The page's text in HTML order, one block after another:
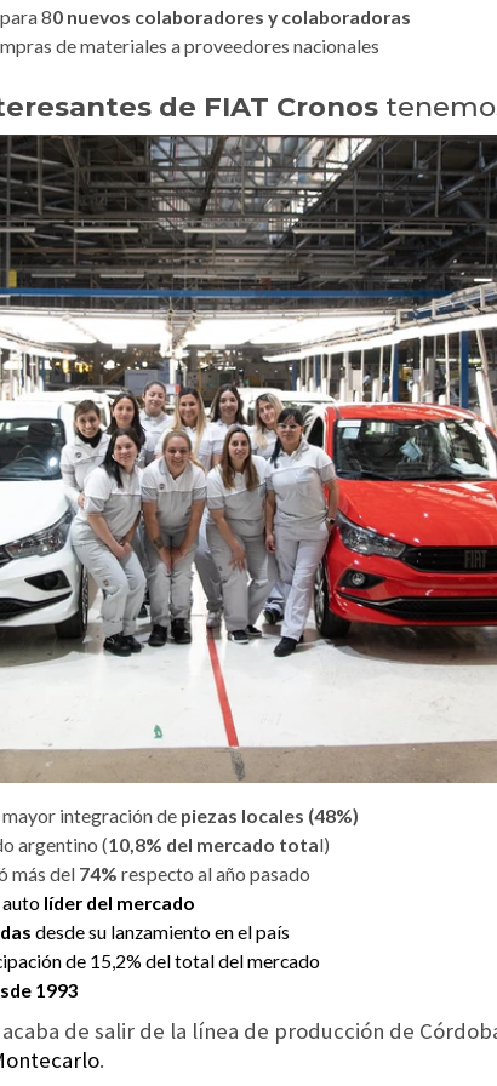
80 nuevos colaboradores y colaboradoras
de materiales a proveedores nacionales
de FIAT Cronos
mayor integración de piezas locales (48%)
argentino (10,8% del mercado total)
más del 74% respecto al año pasado
líder del mercado
desde su lanzamiento en el país
de 15,2% del total del mercado
1993
acaba de salir de la línea de producción de
.